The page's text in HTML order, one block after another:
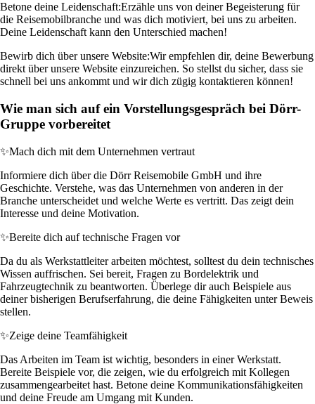
Betone deine Leidenschaft:Erzähle uns von deiner Begeisterung für
die Reisemobilbranche und was dich motiviert, bei uns zu arbeiten.
Deine Leidenschaft kann den Unterschied machen!
Bewirb dich über unsere Website:Wir empfehlen dir, deine Bewerbung
direkt über unsere Website einzureichen. So stellst du sicher, dass sie
schnell bei uns ankommt und wir dich zügig kontaktieren können!
Wie man sich auf ein Vorstellungsgespräch bei Dörr-
Gruppe vorbereitet
✨Mach dich mit dem Unternehmen vertraut
Informiere dich über die Dörr Reisemobile GmbH und ihre
Geschichte. Verstehe, was das Unternehmen von anderen in der
Branche unterscheidet und welche Werte es vertritt. Das zeigt dein
Interesse und deine Motivation.
✨Bereite dich auf technische Fragen vor
Da du als Werkstattleiter arbeiten möchtest, solltest du dein technisches
Wissen auffrischen. Sei bereit, Fragen zu Bordelektrik und
Fahrzeugtechnik zu beantworten. Überlege dir auch Beispiele aus
deiner bisherigen Berufserfahrung, die deine Fähigkeiten unter Beweis
stellen.
✨Zeige deine Teamfähigkeit
Das Arbeiten im Team ist wichtig, besonders in einer Werkstatt.
Bereite Beispiele vor, die zeigen, wie du erfolgreich mit Kollegen
zusammengearbeitet hast. Betone deine Kommunikationsfähigkeiten
und deine Freude am Umgang mit Kunden.